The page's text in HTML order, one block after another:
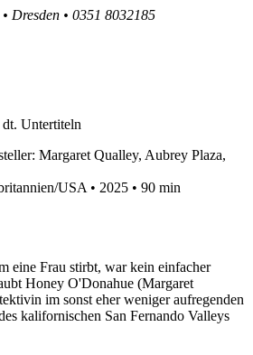
Dresden • 0351 8032185
Untertiteln
Margaret Qualley, Aubrey Plaza,
USA • 2025 • 90 min
eine Frau stirbt, war kein einfacher
Honey O'Donahue (Margaret
im sonst eher weniger aufregenden
kalifornischen San Fernando Valleys